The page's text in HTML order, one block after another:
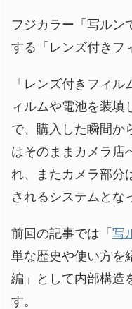
フジカラー「写ルン
する「レンズ付きフ
「レンズ付きフィ
ィルムや電池を装填
で、購入した瞬間か
はそのままカメラ店
れ、またカメラ部分
されるシステムとな
前回の記事では「 写
単な歴史や使い方を
編」として内部構造
す。